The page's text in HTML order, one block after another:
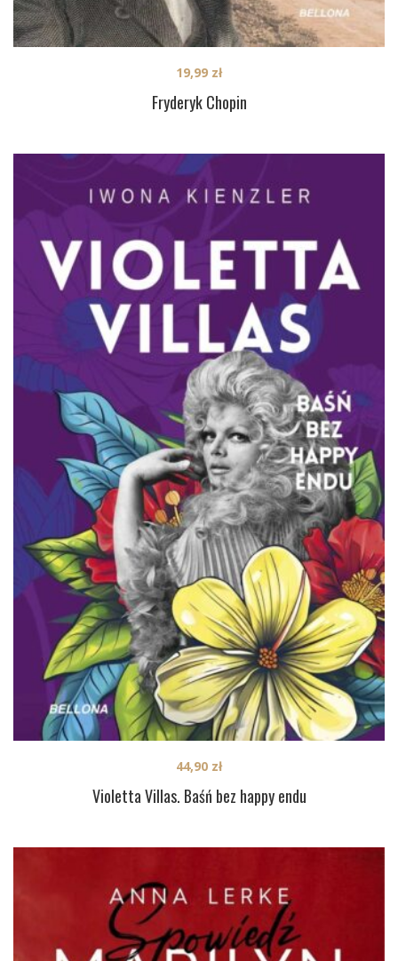
Fryderyk Chopin
19,99 zł
Violetta Villas. Baśń bez happy endu
44,90 zł